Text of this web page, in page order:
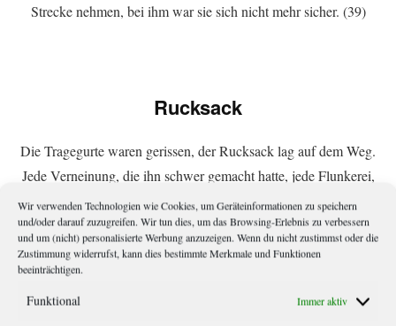
Wir verwenden Technologien wie Cookies, um Geräteinformationen zu speichern
und/oder darauf zuzugreifen. Wir tun dies, um das Browsing-Erlebnis zu verbessern
und um (nicht) personalisierte Werbung anzuzeigen. Wenn du nicht zustimmst oder die
Zustimmung widerrufst, kann dies bestimmte Merkmale und Funktionen
beeinträchtigen.
Funktional Immer aktiv
Strecke nehmen, bei ihm war sie sich nicht mehr sicher. (39)
Rucksack
Die Tragegurte waren gerissen, der Rucksack lag auf dem Weg.
Jede Verneinung, die ihn schwer gemacht hatte, jede Flunkerei,
die noch hineingepasst hatte; alles war hinausgepurzelt. Und
plötzlich war es leicht. (31)